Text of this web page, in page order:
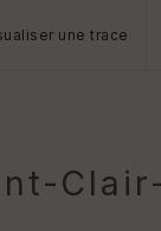
une trace